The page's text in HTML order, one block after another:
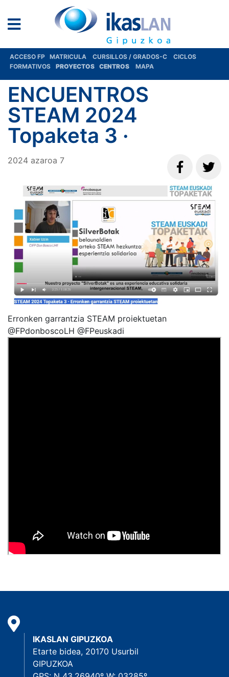
ACCESO FP MATRICULA CURSILLOS / GRADOS-C
CICLOS
FORMATIVOS
PROYECTOS CENTROS MAPA
ENCUENTROS
STEAM 2024
Topaketa 3 ·
2024 azaroa 7
Erronken garrantzia STEAM proiektuetan
@FPdonboscoLH @FPeuskadi
IKASLAN GIPUZKOA
Etarte bidea, 20170 Usurbil
GIPUZKOA